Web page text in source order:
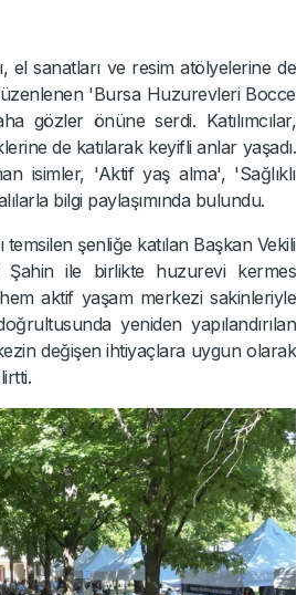
el sanatları ve resim atölyelerine de
'Bursa Huzurevleri Bocce
gözler önüne serdi. Katılımcılar,
de katılarak keyifli anlar yaşadı.
isimler, 'Aktif yaş alma', 'Sağlıklı
bilgi paylaşımında bulundu.
şenliğe katılan Başkan Vekili
Şahin ile birlikte huzurevi kermes
aktif yaşam merkezi sakinleriyle
yeniden yapılandırılan
değişen ihtiyaçlara uygun olarak